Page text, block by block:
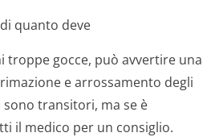
quanto deve
troppe gocce, può avvertire una
e arrossamento degli
transitori, ma se è
il medico per un consiglio.